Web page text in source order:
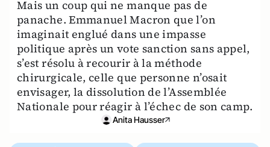
Mais un coup qui ne manque pas de
panache. Emmanuel Macron que l’on
imaginait englué dans une impasse
politique après un vote sanction sans appel,
s’est résolu à recourir à la méthode
chirurgicale, celle que personne n’osait
envisager, la dissolution de l’Assemblée
Nationale pour réagir à l’échec de son camp.
Anita Hausser